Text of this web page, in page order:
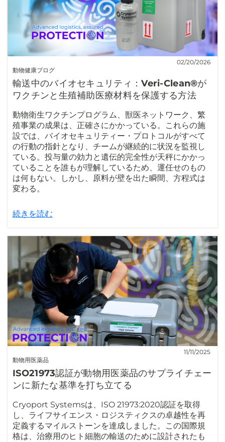
動物健康ブログ
02/20/2026
輸送中のバイオセキュリティ：Veri-Clean®が
ワクチンと生殖補助医療材料を保護する方法
動物衛生ワクチンプログラム、獣医ネットワーク、繁
殖事業の成果は、正確さにかかっている。これらの施
設では、バイオセキュリティー・プロトコルがすべて
の行動の指針となり、チームが継続的に状況を監視し
ている。投与量の効力と遺伝的完全性が天秤にかかっ
ていることを誰もが理解しているため、運任せのもの
は何もない。しかし、原料が壁を出た瞬間、方程式は
変わる。
続きを読む
動物用医薬品
11/11/2025
ISO21973認証が動物用医薬品のサプライチェー
ンに新たな基準を打ち立てる
Cryoport Systemsは、ISO 21973:2020認証を取得
し、ライフサイエンス・ロジスティクスの卓越性を再
定義するマイルストーンを達成しました。この国際規
格は、治療用のヒト細胞の輸送のために設計されたも